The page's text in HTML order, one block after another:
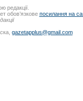
редакції.
обов’язкове посилання на
gazetapplus@gmail.com